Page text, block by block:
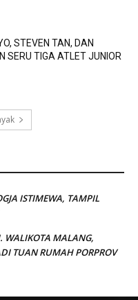
STEVEN TAN, DAN
SERU TIGA ATLET JUNIOR
ISTIMEWA, TAMPIL
WALIKOTA MALANG,
TUAN RUMAH PORPROV